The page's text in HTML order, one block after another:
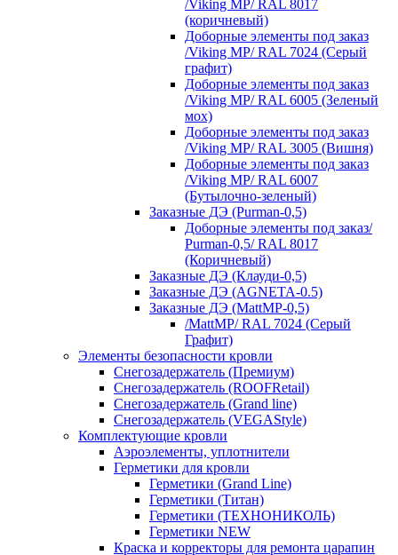
/Viking MP/ RAL 8017
(коричневый)
Доборные элементы под заказ
/Viking MP/ RAL 7024 (Серый
графит)
Доборные элементы под заказ
/Viking MP/ RAL 6005 (Зеленый
мох)
Доборные элементы под заказ
/Viking MP/ RAL 3005 (Вишня)
Доборные элементы под заказ
/Viking MP/ RAL 6007
(Бутылочно-зеленый)
Заказные ДЭ (Purman-0,5)
Доборные элементы под заказ/
Purman-0,5/ RAL 8017
(Коричневый)
Заказные ДЭ (Клауди-0,5)
Заказные ДЭ (AGNETA-0.5)
Заказные ДЭ (MattMP-0,5)
/MattMP/ RAL 7024 (Серый
Графит)
Элементы безопасности кровли
Снегозадержатель (Премиум)
Снегозадержатель (ROOFRetail)
Снегозадержатель (Grand line)
Снегозадержатель (VEGAStyle)
Комплектующие кровли
Аэроэлементы, уплотнители
Герметики для кровли
Герметики (Grand Line)
Герметики (Титан)
Герметики (ТЕХНОНИКОЛЬ)
Герметики NEW
Краска и корректоры для ремонта царапин